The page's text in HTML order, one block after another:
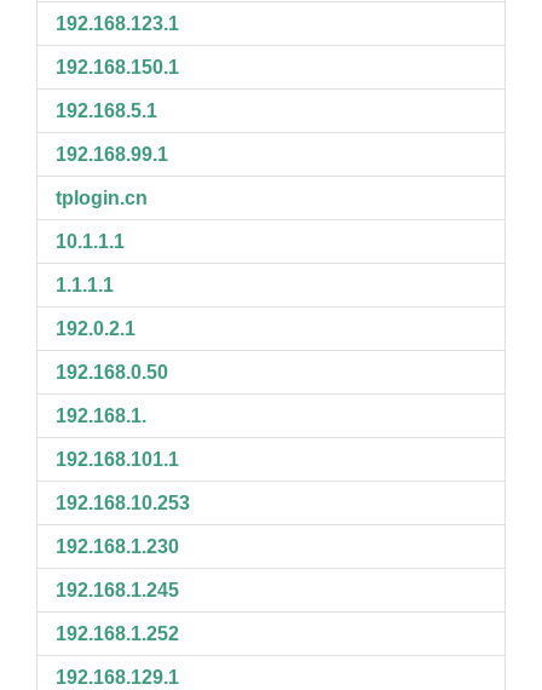
192.168.123.1
192.168.150.1
192.168.5.1
192.168.99.1
tplogin.cn
10.1.1.1
1.1.1.1
192.0.2.1
192.168.0.50
192.168.1.
192.168.101.1
192.168.10.253
192.168.1.230
192.168.1.245
192.168.1.252
192.168.129.1